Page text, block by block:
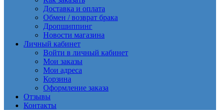
Доставка и оплата
Обмен / возврат брака
Дропшиппинг
Новости магазина
Личный кабинет
Войти в личный кабинет
Мои заказы
Мои адреса
Корзина
Оформление заказа
Отзывы
Контакты